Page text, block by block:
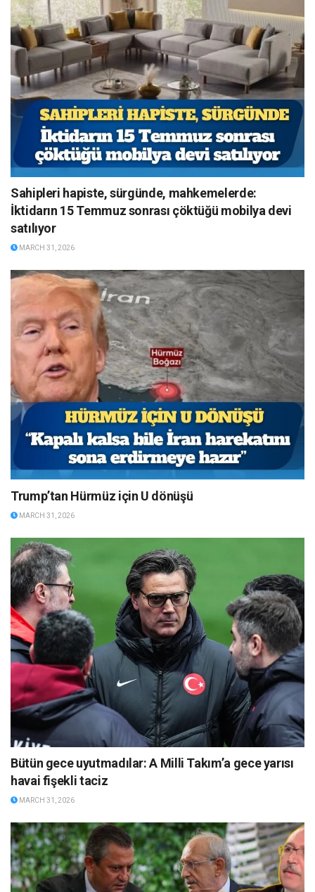
Sahipleri hapiste, sürgünde, mahkemelerde:
İktidarın 15 Temmuz sonrası çöktüğü mobilya devi
satılıyor
MARCH 31, 2026
Trump’tan Hürmüz için U dönüşü
MARCH 31, 2026
Bütün gece uyutmadılar: A Milli Takım’a gece yarısı
havai fişekli taciz
MARCH 31, 2026